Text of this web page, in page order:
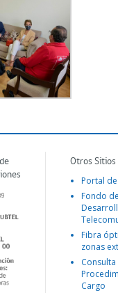
Otros
Portal
Fondo
Fibra
zonas
Consulta
Cargo